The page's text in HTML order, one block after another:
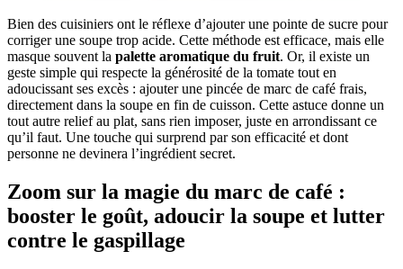
Bien des cuisiniers ont le réflexe d’ajouter une pointe de sucre pour
corriger une soupe trop acide. Cette méthode est efficace, mais elle
masque souvent la palette aromatique du fruit. Or, il existe un
geste simple qui respecte la générosité de la tomate tout en
adoucissant ses excès : ajouter une pincée de marc de café frais,
directement dans la soupe en fin de cuisson. Cette astuce donne un
tout autre relief au plat, sans rien imposer, juste en arrondissant ce
qu’il faut. Une touche qui surprend par son efficacité et dont
personne ne devinera l’ingrédient secret.
Zoom sur la magie du marc de café :
booster le goût, adoucir la soupe et lutter
contre le gaspillage